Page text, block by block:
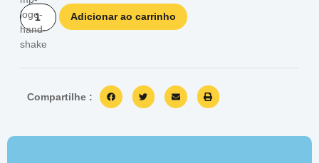
Adicionar ao carrinho
Compartilhe :